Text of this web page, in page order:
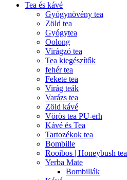
Tea és kávé
Gyógynövény tea
Zöld tea
Gyógytea
Oolong
Virágzó tea
Tea kiegészítők
fehér tea
Fekete tea
Virág teák
Varázs tea
Zöld kávé
Vörös tea PU-erh
Kávé és Tea
Tartozékok tea
Bombille
Rooibos | Honeybush tea
Yerba Mate
Bombillák